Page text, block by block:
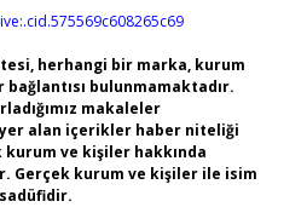
herhangi bir marka, kurum
bulunmamaktadır.
makaleler
alan içerikler haber niteliği
ve kişiler hakkında
Gerçek kurum ve kişiler ile isim